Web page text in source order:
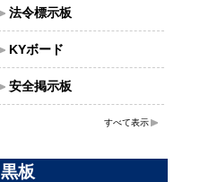
法令標示板
KYボード
安全掲示板
すべて表示
黒板